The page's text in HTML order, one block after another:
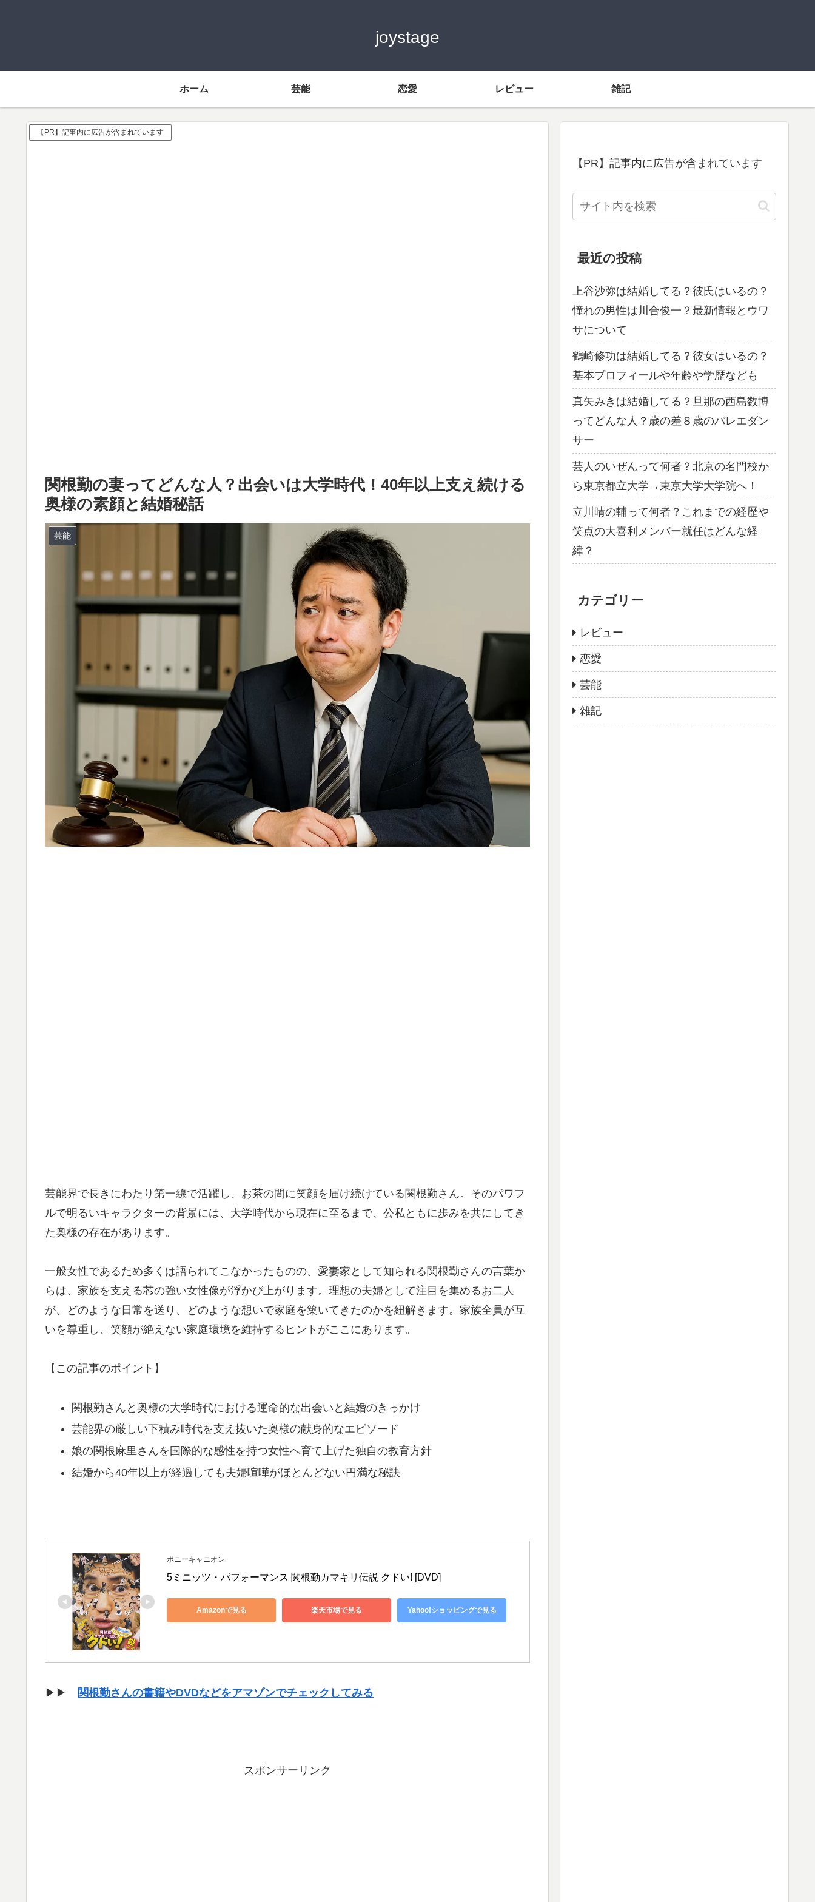
joystage
ホーム 芸能 恋愛 レビュー 雑記
【PR】記事内に広告が含まれています
関根勤の妻ってどんな人？出会いは大学時代！40年以上支え続ける
奥様の素顔と結婚秘話
芸能
芸能界で長きにわたり第一線で活躍し、お茶の間に笑顔を届け続けている関根勤さん。そのパワフ
ルで明るいキャラクターの背景には、大学時代から現在に至るまで、公私ともに歩みを共にしてき
た奥様の存在があります。
一般女性であるため多くは語られてこなかったものの、愛妻家として知られる関根勤さんの言葉か
らは、家族を支える芯の強い女性像が浮かび上がります。理想の夫婦として注目を集めるお二人
が、どのような日常を送り、どのような想いで家庭を築いてきたのかを紐解きます。家族全員が互
いを尊重し、笑顔が絶えない家庭環境を維持するヒントがここにあります。
【この記事のポイント】
関根勤さんと奥様の大学時代における運命的な出会いと結婚のきっかけ
芸能界の厳しい下積み時代を支え抜いた奥様の献身的なエピソード
娘の関根麻里さんを国際的な感性を持つ女性へ育て上げた独自の教育方針
結婚から40年以上が経過しても夫婦喧嘩がほとんどない円満な秘訣
ポニーキャニオン
5ミニッツ・パフォーマンス 関根勤カマキリ伝説 クドい! [DVD]
Amazonで見る 楽天市場で見る Yahoo!ショッピングで見る
▶▶ 関根勤さんの書籍やDVDなどをアマゾンでチェックしてみる
スポンサーリンク
【PR】記事内に広告が含まれています
最近の投稿
上谷沙弥は結婚してる？彼氏はいるの？
憧れの男性は川合俊一？最新情報とウワ
サについて
鶴崎修功は結婚してる？彼女はいるの？
基本プロフィールや年齢や学歴なども
真矢みきは結婚してる？旦那の西島数博
ってどんな人？歳の差８歳のバレエダン
サー
芸人のいぜんって何者？北京の名門校か
ら東京都立大学→東京大学大学院へ！
立川晴の輔って何者？これまでの経歴や
笑点の大喜利メンバー就任はどんな経
緯？
カテゴリー
レビュー
恋愛
芸能
雑記